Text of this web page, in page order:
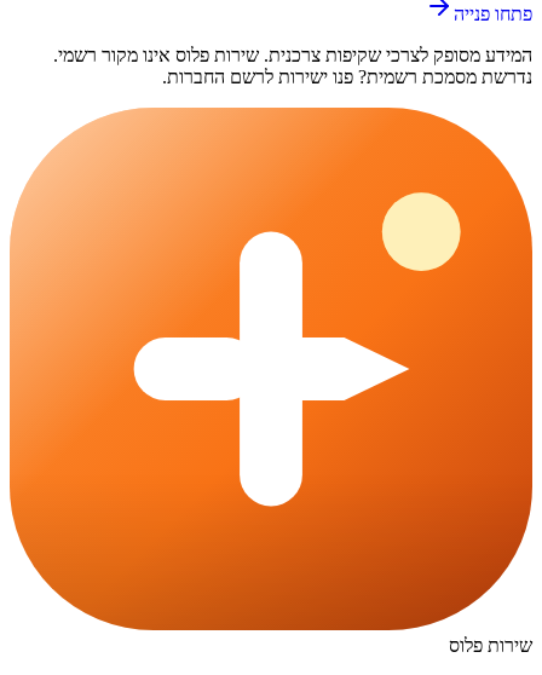
פתחו פנייה
המידע מסופק לצרכי שקיפות צרכנית. שירות פלוס אינו מקור רשמי.
נדרשת מסמכת רשמית? פנו ישירות לרשם החברות.
שירות פלוס